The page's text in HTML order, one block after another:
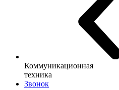
Коммуникационная
техника
Звонок